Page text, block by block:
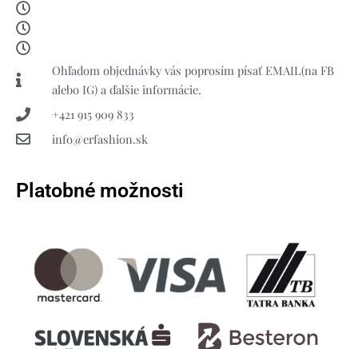
Ohľadom objednávky vás poprosím písať EMAIL(na FB
alebo IG) a ďalšie informácie.
+421 915 909 833
info@erfashion.sk
Platobné možnosti